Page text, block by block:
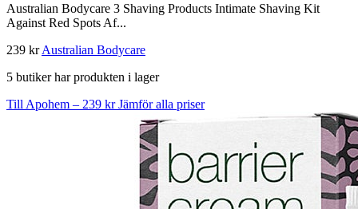
Australian Bodycare 3 Shaving Products Intimate Shaving Kit
Against Red Spots Af...
239 krAustralian Bodycare
5 butiker har produkten i lager
Till Apohem – 239 krJämför alla priser